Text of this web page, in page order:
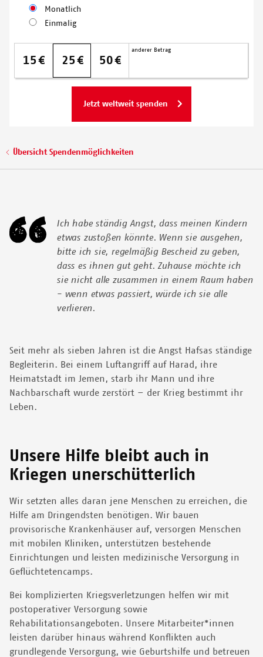
2016
Monatlich
Einmalig
Spendenbetrag
Spende
wird
am
Donation amount monthly
15 25 50
anderer Betrag
Pfadnavigation
Übersicht Spendenmöglichkeiten
Ich habe ständig Angst, dass meinen Kindern
etwas zustoßen könnte. Wenn sie ausgehen,
bitte ich sie, regelmäßig Bescheid zu geben,
dass es ihnen gut geht. Zuhause möchte ich
sie nicht alle zusammen in einem Raum haben
- wenn etwas passiert, würde ich sie alle
verlieren.
Seit mehr als sieben Jahren ist die Angst Hafsas ständige
Begleiterin. Bei einem Luftangriff auf Harad, ihre
Heimatstadt im Jemen, starb ihr Mann und ihre
Nachbarschaft wurde zerstört – der Krieg bestimmt ihr
Leben.
Unsere Hilfe bleibt auch in
Kriegen unerschütterlich
Wir setzten alles daran jene Menschen zu erreichen, die
Hilfe am Dringendsten benötigen. Wir bauen
provisorische Krankenhäuser auf, versorgen Menschen
mit mobilen Kliniken, unterstützen bestehende
Einrichtungen und leisten medizinische Versorgung in
Geflüchtetencamps.
Bei komplizierten Kriegsverletzungen helfen wir mit
postoperativer Versorgung sowie
Rehabilitationsangeboten. Unsere Mitarbeiter*innen
leisten darüber hinaus während Konflikten auch
grundlegende Versorgung, wie Geburtshilfe und betreuen